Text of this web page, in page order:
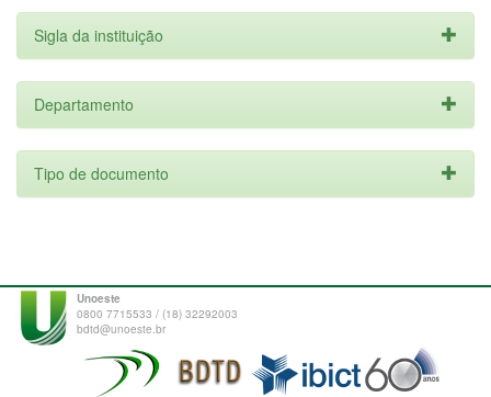
Sigla da instituição
Departamento
Tipo de documento
Unoeste
0800 7715533 / (18) 32292003
bdtd@unoeste.br